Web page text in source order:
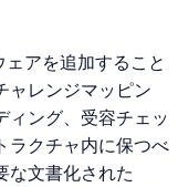
アを追加すること
ャレンジマッピン
ィング、受容チェッ
ラクチャ内に保つべ
な文書化された